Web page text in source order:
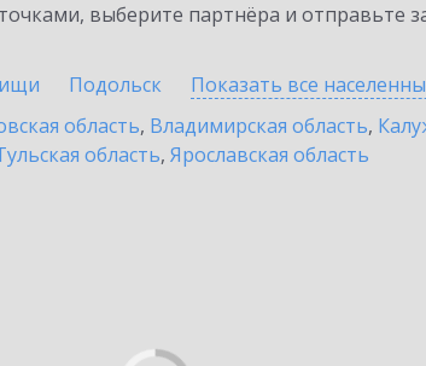
выберите партнёра и отправьте
Подольск Показать все
область, Владимирская область,
область, Ярославская область